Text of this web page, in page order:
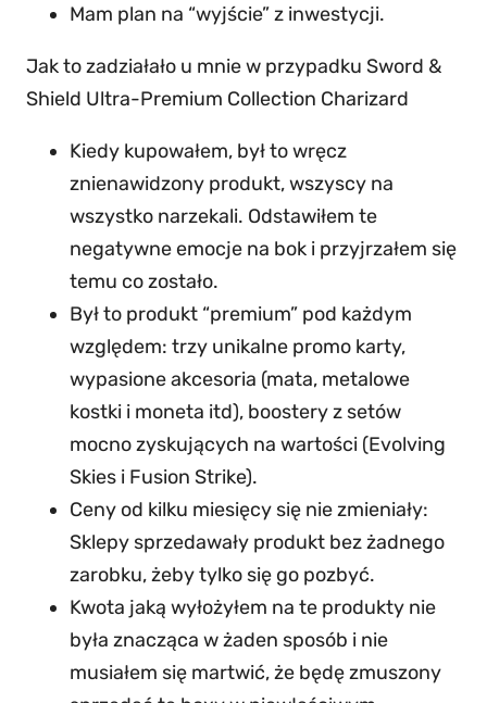
Mam plan na “wyjście” z inwestycji.
Jak to zadziałało u mnie w przypadku Sword &
Shield Ultra-Premium Collection Charizard
Kiedy kupowałem, był to wręcz
znienawidzony produkt, wszyscy na
wszystko narzekali. Odstawiłem te
negatywne emocje na bok i przyjrzałem się
temu co zostało.
Był to produkt “premium” pod każdym
względem: trzy unikalne promo karty,
wypasione akcesoria (mata, metalowe
kostki i moneta itd), boostery z setów
mocno zyskujących na wartości (Evolving
Skies i Fusion Strike).
Ceny od kilku miesięcy się nie zmieniały:
Sklepy sprzedawały produkt bez żadnego
zarobku, żeby tylko się go pozbyć.
Kwota jaką wyłożyłem na te produkty nie
była znacząca w żaden sposób i nie
musiałem się martwić, że będę zmuszony